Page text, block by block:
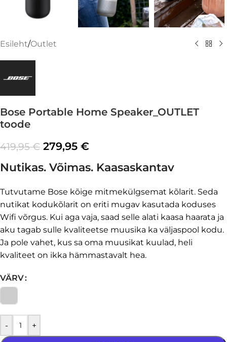
Esileht/Outlet
Bose Portable Home Speaker_OUTLET
toode
419,95€ 279,95 €
Nutikas. Võimas. Kaasaskantav
Tutvutame Bose kõige mitmekülgsemat kõlarit. Seda
nutikat kodukõlarit on eriti mugav kasutada koduses
Wifi võrgus. Kui aga vaja, saad selle alati kaasa haarata ja
aku tagab sulle kvaliteetse muusika ka väljaspool kodu.
Ja pole vahet, kus sa oma muusikat kuulad, heli
kvaliteet on ikka hämmastavalt hea.
VÄRV
- +